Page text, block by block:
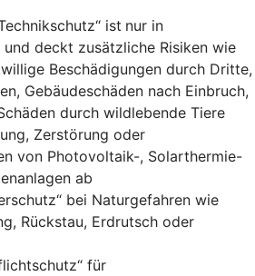
ist nur in
deckt zusätzliche Risiken wie
Beschädigungen durch Dritte,
Gebäudeschäden nach Einbruch,
durch wildlebende Tiere
Zerstörung oder
von Photovoltaik-, Solarthermie-
ab
bei Naturgefahren wie
Rückstau, Erdrutsch oder
für